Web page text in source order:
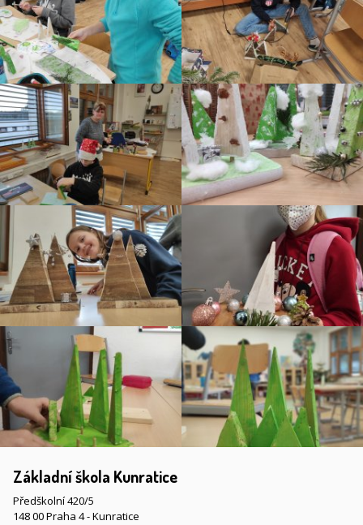
Základní škola Kunratice
Předškolní 420/5
148 00 Praha 4 - Kunratice